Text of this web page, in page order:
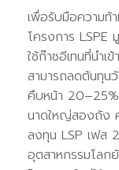
เพื่อรับมือความท้า
โครงการ LSPE
ใช้ก๊าซอีเทนที่นำ
สามารถลดต้นทุน
คืบหน้า 20–25%
นาดใหญ่สองถัง
ลงทุน LSP เฟส
อุตสาหกรรมโลก